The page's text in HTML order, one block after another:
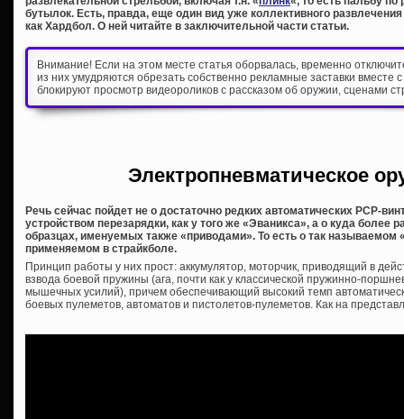
бутылок. Есть, правда, еще один вид уже коллективного
как Хардбол. О ней читайте в заключительной части статьи.
Внимание! Если на этом месте статья оборвалась, временно
из них умудряются обрезать собственно рекламные заставки вместе
блокируют просмотр видеороликов с рассказом об оружии, сценами
Электропневматическое
Речь сейчас пойдет не о достаточно редких автоматических PCP-
устройством перезарядки, как у того же «Эваникса», а о куда более
образцах, именуемых также «приводами». То есть о так
применяемом в страйкболе.
Принцип работы у них прост: аккумулятор, моторчик, приводящий в
взвода боевой пружины (ага, почти как у классической пружинно-
мышечных усилий), причем обеспечивающий высокий темп
боевых пулеметов, автоматов и пистолетов-пулеметов. Как на